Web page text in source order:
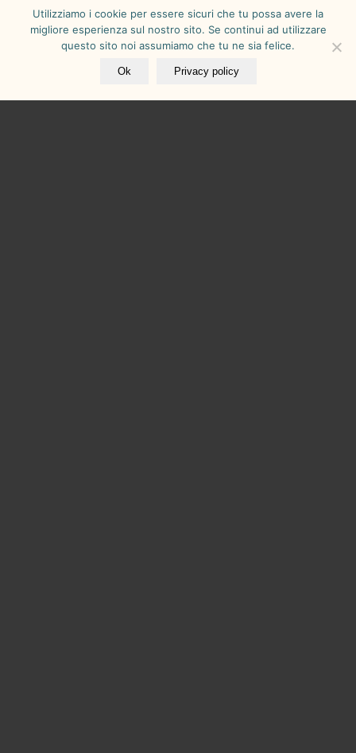
Utilizziamo i cookie per essere sicuri che tu possa avere la
migliore esperienza sul nostro sito. Se continui ad utilizzare
questo sito noi assumiamo che tu ne sia felice.
Ok Privacy policy